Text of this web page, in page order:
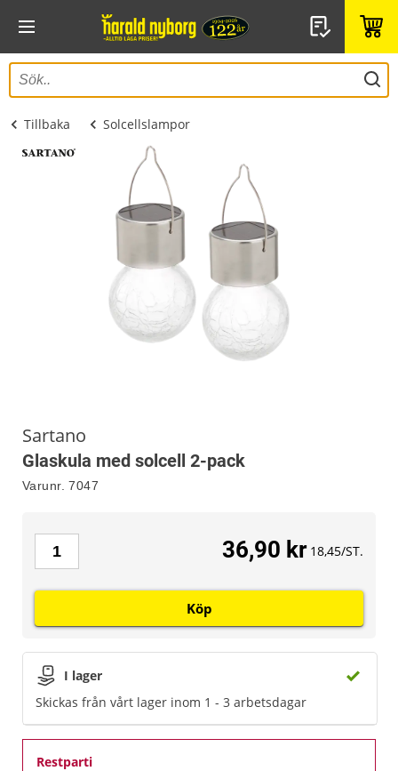
Tillbaka Solcellslampor
Sartano
Glaskula med solcell 2-pack
Varunr. 7047
I lager
Skickas från vårt lager inom 1 - 3 arbetsdagar
Restparti
36,90 kr 18,45/ST.
Köp